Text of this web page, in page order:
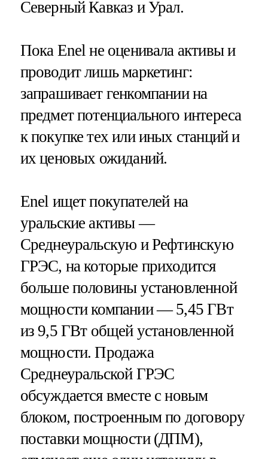
Северный Кавказ и Урал.
Пока Enel не оценивала активы и
проводит лишь маркетинг:
запрашивает генкомпании на
предмет потенциального интереса
к покупке тех или иных станций и
их ценовых ожиданий.
Enel ищет покупателей на
уральские активы —
Среднеуральскую и Рефтинскую
ГРЭС, на которые приходится
больше половины установленной
мощности компании — 5,45 ГВт
из 9,5 ГВт общей установленной
мощности. Продажа
Среднеуральской ГРЭС
обсуждается вместе с новым
блоком, построенным по договору
поставки мощности (ДПМ),